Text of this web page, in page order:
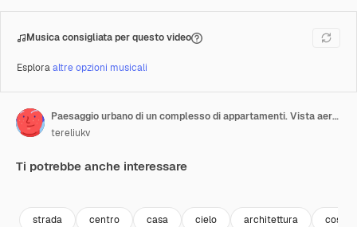
Musica consigliata per questo video
Esploraaltre opzioni musicali
Paesaggio urbano di un complesso di appartamenti. Vista aerea di un tipico edificio residenziale a più livelli.
tereliukv
Ti potrebbe anche interessare
strada centro casa cielo architettura